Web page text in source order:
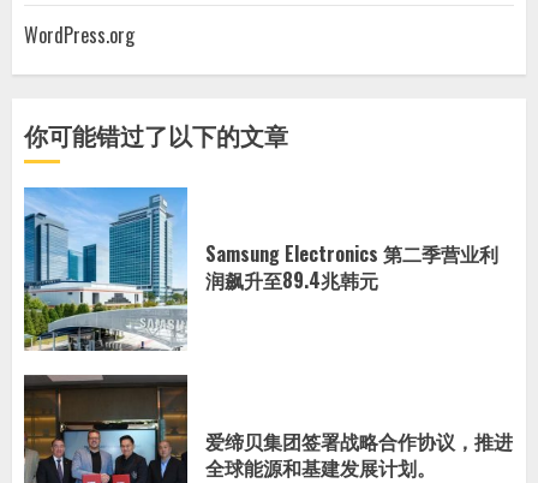
WordPress.org
你可能错过了以下的文章
Samsung Electronics 第二季营业利
润飙升至89.4兆韩元
爱缔贝集团签署战略合作协议，推进
全球能源和基建发展计划。